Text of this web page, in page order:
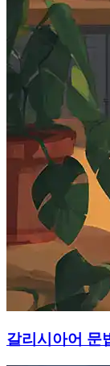
갈리시아어 문